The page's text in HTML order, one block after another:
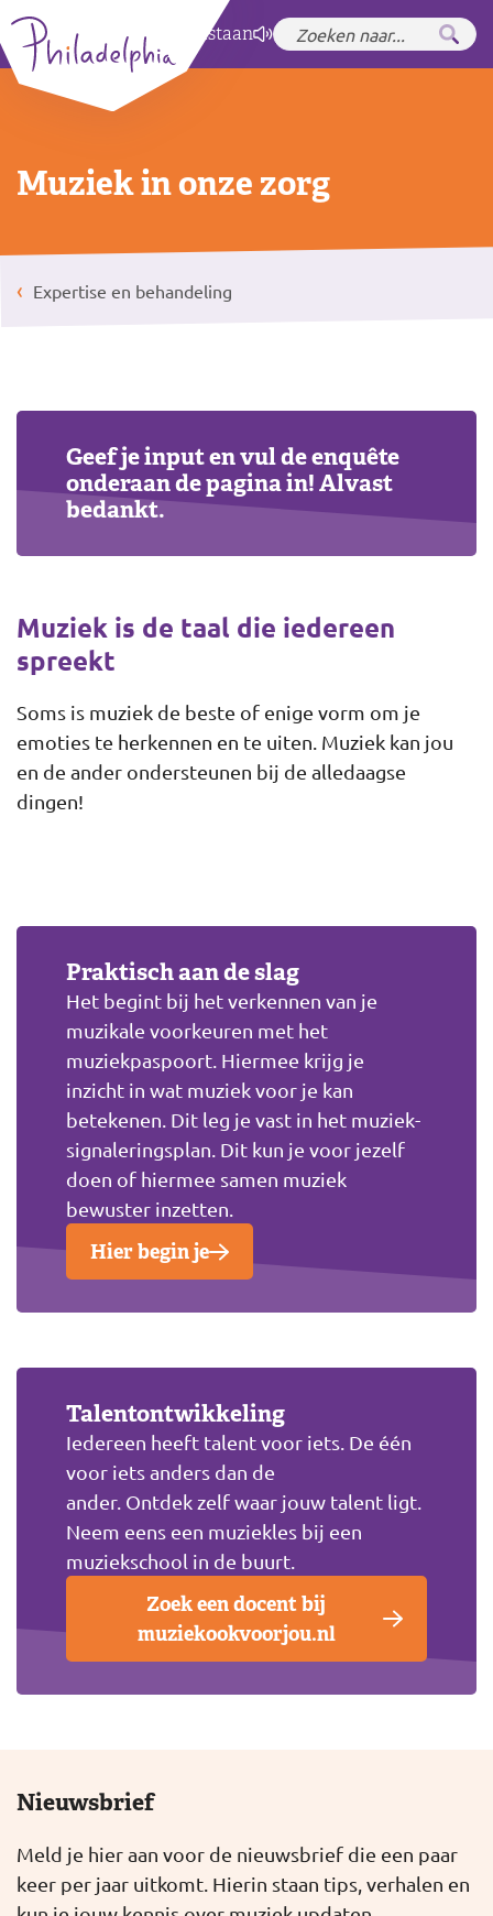
Zet hoog contrastaan
Muziek in onze zorg
Expertise en behandeling
Geef je input en vul de enquête
onderaan de pagina in! Alvast
bedankt.
Muziek is de taal die iedereen
spreekt
Soms is muziek de beste of enige vorm om je
emoties te herkennen en te uiten. Muziek kan jou
en de ander ondersteunen bij de alledaagse
dingen!
Praktisch aan de slag
Het begint bij het verkennen van je
muzikale voorkeuren met het
muziekpaspoort. Hiermee krijg je
inzicht in wat muziek voor je kan
betekenen. Dit leg je vast in het muziek-
signaleringsplan. Dit kun je voor jezelf
doen of hiermee samen muziek
bewuster inzetten.
Hier begin je
Talentontwikkeling
Iedereen heeft talent voor iets. De één
voor iets anders dan de
ander. Ontdek zelf waar jouw talent ligt.
Neem eens een muziekles bij een
muziekschool in de buurt.
Zoek een docent bij
muziekookvoorjou.nl
Nieuwsbrief
Meld je hier aan voor de nieuwsbrief die een paar
keer per jaar uitkomt. Hierin staan tips, verhalen en